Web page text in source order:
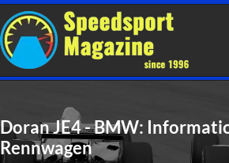
Doran JE4 - BMW:
Rennwagen